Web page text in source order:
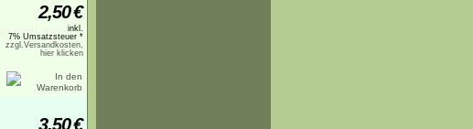
2,50€
inkl.
7% Umsatzsteuer *
zzgl.Versandkosten,
hier klicken
3,50€